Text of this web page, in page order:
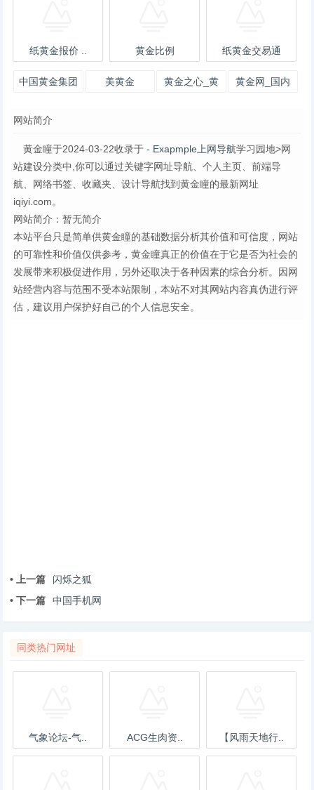
纸黄金报价 .. 黄金比例 纸黄金交易通
中国黄金集团
美黄金
黄金之心_黄
全集
黄金网_国内
平台
网站简介
黄金瞳于2024-03-22收录于 - Exapmple上网导航学习园地>网
站建设分类中,你可以通过关键字网址导航、个人主页、前端导
航、网络书签、收藏夹、设计导航找到黄金瞳的最新网址
iqiyi.com。
网站简介：暂无简介
本站平台只是简单供黄金瞳的基础数据分析其价值和可信度，网站
的可靠性和价值仅供参考，黄金瞳真正的价值在于它是否为社会的
发展带来积极促进作用，另外还取决于各种因素的综合分析。因网
站经营内容与范围不受本站限制，本站不对其网站内容真伪进行评
估，建议用户保护好自己的个人信息安全。
• 上一篇
闪烁之狐
• 下一篇
中国手机网
同类热门网址
气象论坛-气.. ACG生肉资.. 【风雨天地行..